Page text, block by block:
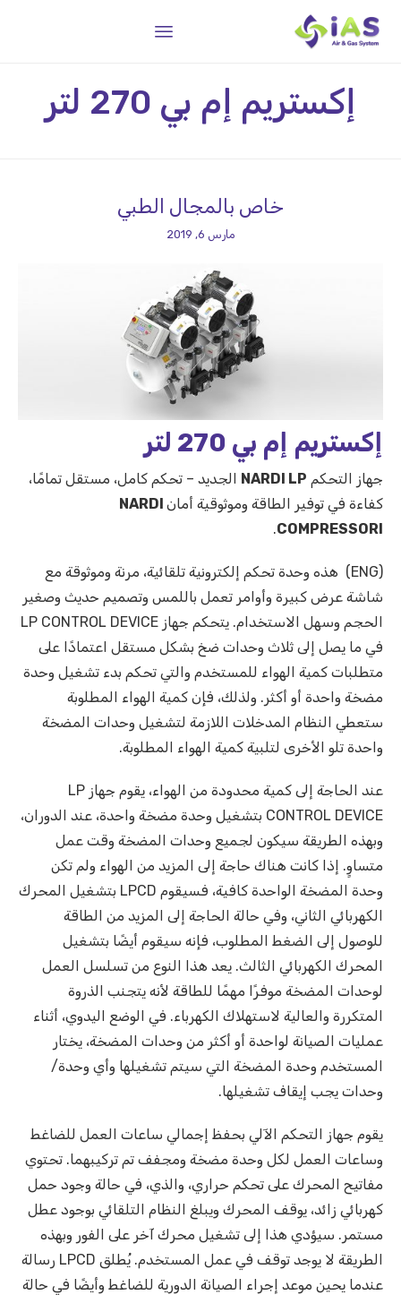
contentإكستريم إم بي 270 لتر
خاص بالمجال الطبي
مارس 6, 2019
إكستريم إم بي 270 لتر
جهاز التحكم NARDI LP
الجديد – تحكم كامل، مستقل تمامًا،
كفاءة في توفير الطاقة وموثوقية أمان NARDI
COMPRESSORI
.
(ENG) هذه وحدة تحكم إلكترونية تلقائية، مرنة وموثوقة مع
شاشة عرض كبيرة وأوامر تعمل باللمس وتصميم حديث وصغير
الحجم وسهل الاستخدام. يتحكم جهاز LP CONTROL DEVICE
في ما يصل إلى ثلاث وحدات ضخ بشكل مستقل اعتمادًا على
متطلبات كمية الهواء للمستخدم والتي تحكم بدء تشغيل وحدة
مضخة واحدة أو أكثر. ولذلك، فإن كمية الهواء المطلوبة
ستعطي النظام المدخلات اللازمة لتشغيل وحدات المضخة
واحدة تلو الأخرى لتلبية كمية الهواء المطلوبة.
عند الحاجة إلى كمية محدودة من الهواء، يقوم جهاز LP
CONTROL DEVICE بتشغيل وحدة مضخة واحدة، عند الدوران،
وبهذه الطريقة سيكون لجميع وحدات المضخة وقت عمل
متساوٍ. إذا كانت هناك حاجة إلى المزيد من الهواء ولم تكن
وحدة المضخة الواحدة كافية، فسيقوم LPCD بتشغيل المحرك
الكهربائي الثاني، وفي حالة الحاجة إلى المزيد من الطاقة
للوصول إلى الضغط المطلوب، فإنه سيقوم أيضًا بتشغيل
المحرك الكهربائي الثالث. يعد هذا النوع من تسلسل العمل
لوحدات المضخة موفرًا مهمًا للطاقة لأنه يتجنب الذروة
المتكررة والعالية لاستهلاك الكهرباء. في الوضع اليدوي، أثناء
عمليات الصيانة لواحدة أو أكثر من وحدات المضخة، يختار
المستخدم وحدة المضخة التي سيتم تشغيلها وأي وحدة/
وحدات يجب إيقاف تشغيلها.
يقوم جهاز التحكم الآلي بحفظ إجمالي ساعات العمل للضاغط
وساعات العمل لكل وحدة مضخة ومجفف تم تركيبهما. تحتوي
مفاتيح المحرك على تحكم حراري، والذي، في حالة وجود حمل
كهربائي زائد، يوقف المحرك ويبلغ النظام التلقائي بوجود عطل
مستمر. سيؤدي هذا إلى تشغيل محرك آخر على الفور وبهذه
الطريقة لا يوجد توقف في عمل المستخدم. يُطلق LPCD رسالة
عندما يحين موعد إجراء الصيانة الدورية للضاغط وأيضًا في حالة